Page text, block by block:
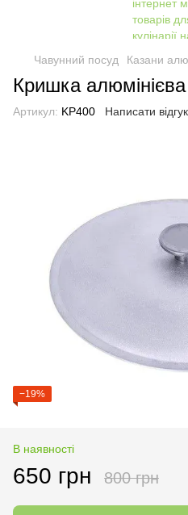
Чавунний посуд Казани
Кришка
Артикул: KP400 Написати відгук
−19%
В наявності
650 грн 800 грн